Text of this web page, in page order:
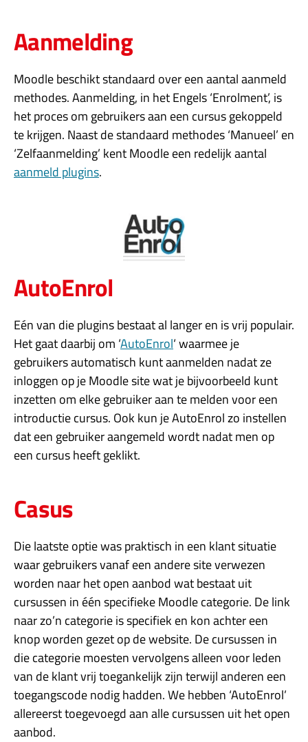
Aanmelding
Moodle beschikt standaard over een aantal aanmeld
methodes. Aanmelding, in het Engels ‘Enrolment’, is
het proces om gebruikers aan een cursus gekoppeld
te krijgen. Naast de standaard methodes ‘Manueel’ en
‘Zelfaanmelding’ kent Moodle een redelijk aantal
aanmeld plugins.
AutoEnrol
Eén van die plugins bestaat al langer en is vrij populair.
Het gaat daarbij om ‘AutoEnrol‘ waarmee je
gebruikers automatisch kunt aanmelden nadat ze
inloggen op je Moodle site wat je bijvoorbeeld kunt
inzetten om elke gebruiker aan te melden voor een
introductie cursus. Ook kun je AutoEnrol zo instellen
dat een gebruiker aangemeld wordt nadat men op
een cursus heeft geklikt.
Casus
Die laatste optie was praktisch in een klant situatie
waar gebruikers vanaf een andere site verwezen
worden naar het open aanbod wat bestaat uit
cursussen in één specifieke Moodle categorie. De link
naar zo’n categorie is specifiek en kon achter een
knop worden gezet op de website. De cursussen in
die categorie moesten vervolgens alleen voor leden
van de klant vrij toegankelijk zijn terwijl anderen een
toegangscode nodig hadden. We hebben ‘AutoEnrol’
allereerst toegevoegd aan alle cursussen uit het open
aanbod.